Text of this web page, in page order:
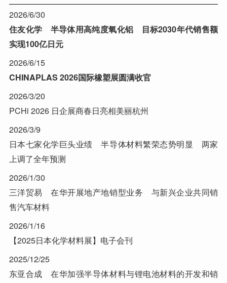
2026/6/30
住友化学 半导体用高纯度氧化铝 目标2030年代销售额
实现100亿日元
2026/6/15
CHINAPLAS 2026国际橡塑展圆满收官
2026/3/20
PCHi 2026 日企展商春日亮相美丽杭州
2026/3/9
日本七家化学巨头业绩 半导体材料繁荣态势明显 两家
上调了全年预测
2026/1/30
三洋贸易 在华开展地产地销型业务 与新兴企业共同销
售汽车材料
2026/1/16
【2025日本化学材料展】电子会刊
2025/12/25
东亚合成 在华加强半导体材料与锂电池材料的开发和销